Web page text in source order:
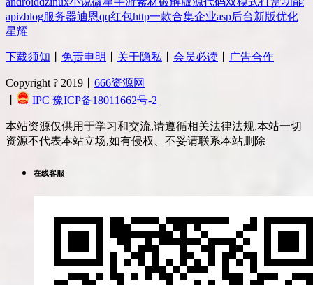
apizblog服务器迪恩qq红包http一款合集企业asp后台新版优化
星耀
下载须知 免责申明 关于隐私 会员必读 广告合作
Copyright ? 2019丨 666资源网
IPC 豫ICP备18011662号-2
本站资源仅供用于学习和交流,请遵循相关法律法规,本站一切
资源不代表本站立场,如有侵权、不妥请联系本站删除
在线客服